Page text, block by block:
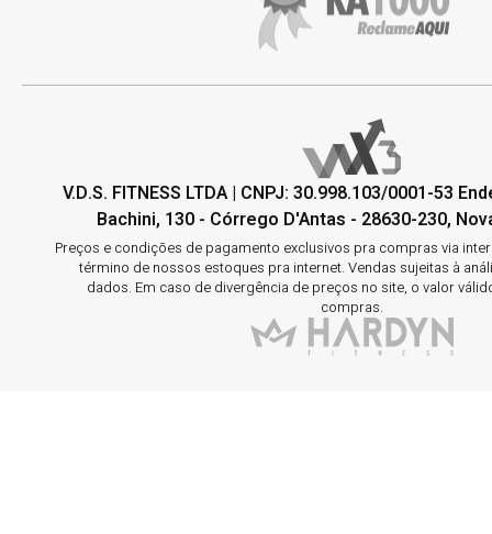
V.D.S. FITNESS LTDA | CNPJ: 30.998.103/0001-53
Bachini, 130 - Córrego D'Antas - 28630-230,
Preços e condições de pagamento exclusivos pra compras via
término de nossos estoques pra internet. Vendas sujeitas à
dados. Em caso de divergência de preços no site, o valor
compras.